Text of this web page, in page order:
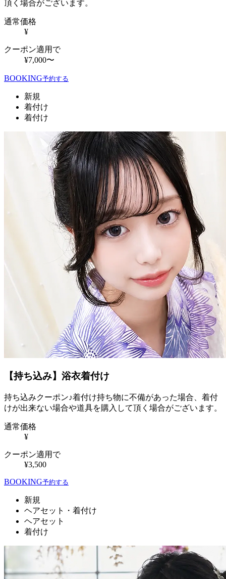
頂く場合がございます。
通常価格
¥
クーポン適用で
¥7,000〜
BOOKING予約する
新規
着付け
着付け
【持ち込み】浴衣着付け
持ち込みクーポン♪着付け持ち物に不備があった場合、着付
けが出来ない場合や道具を購入して頂く場合がございます。
通常価格
¥
クーポン適用で
¥3,500
BOOKING予約する
新規
ヘアセット・着付け
ヘアセット
着付け